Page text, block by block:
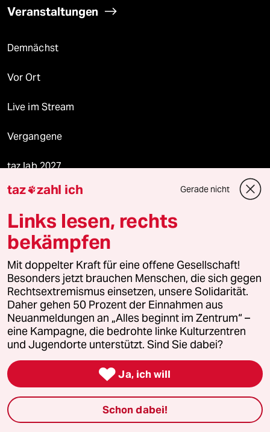
Veranstaltungen
Demnächst
Vor Ort
Live im Stream
Vergangene
taz lab 2027
Mehr taz Lesestoff
taz Blogs
taz FUTURZWEI
Le Monde diplomatique
taz Archiv
Mehr taz Angebote
taz zahl ich Gerade nicht
Links lesen, rechts
bekämpfen
Mit doppelter Kraft für eine offene Gesellschaft!
Besonders jetzt brauchen Menschen, die sich gegen
Rechtsextremismus einsetzen, unsere Solidarität.
Daher gehen 50 Prozent der Einnahmen aus
Neuanmeldungen an „Alles beginnt im Zentrum“ –
eine Kampagne, die bedrohte linke Kulturzentren
und Jugendorte unterstützt. Sind Sie dabei?
 Ja, ich will
Schon dabei!